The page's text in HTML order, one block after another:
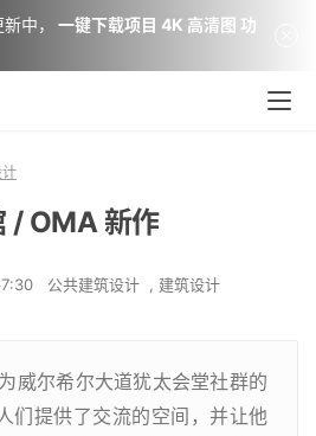
/ OMA 新作
公共建筑设计 , 建筑设计
威尔希尔大道犹太会堂社群的
们提供了交流的空间，并让他
中，
一键下载项目 4K 高清图 功